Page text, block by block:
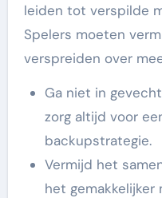
leiden tot verspilde
Spelers moeten
verspreiden over
Ga niet in
zorg altijd voor
backupstrategie.
Vermijd het
het